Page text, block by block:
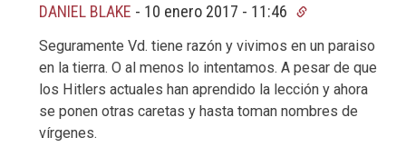
DANIEL BLAKE - 10 enero 2017 - 11:46
Seguramente Vd. tiene razón y vivimos en un paraiso
en la tierra. O al menos lo intentamos. A pesar de que
los Hitlers actuales han aprendido la lección y ahora
se ponen otras caretas y hasta toman nombres de
vírgenes.